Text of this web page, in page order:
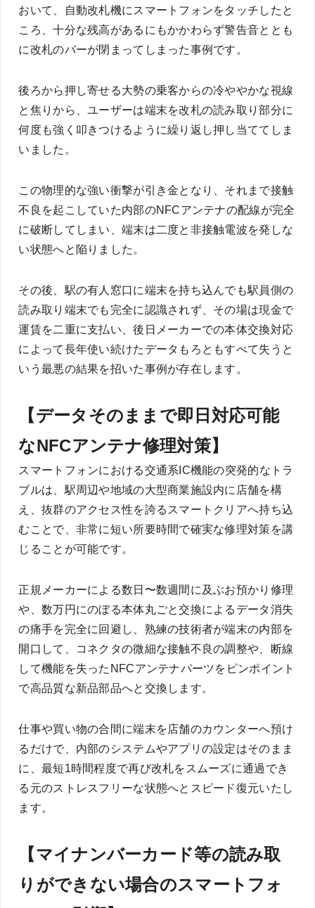
おいて、自動改札機にスマートフォンをタッチしたと
ころ、十分な残高があるにもかかわらず警告音ととも
に改札のバーが閉まってしまった事例です。
後ろから押し寄せる大勢の乗客からの冷ややかな視線
と焦りから、ユーザーは端末を改札の読み取り部分に
何度も強く叩きつけるように繰り返し押し当ててしま
いました。
この物理的な強い衝撃が引き金となり、それまで接触
不良を起こしていた内部のNFCアンテナの配線が完全
に破断してしまい、端末は二度と非接触電波を発しな
い状態へと陥りました。
その後、駅の有人窓口に端末を持ち込んでも駅員側の
読み取り端末でも完全に認識されず、その場は現金で
運賃を二重に支払い、後日メーカーでの本体交換対応
によって長年使い続けたデータもろともすべて失うと
いう最悪の結果を招いた事例が存在します。
【データそのままで即日対応可能
なNFCアンテナ修理対策】
スマートフォンにおける交通系IC機能の突発的なトラ
ブルは、駅周辺や地域の大型商業施設内に店舗を構
え、抜群のアクセス性を誇るスマートクリアへ持ち込
むことで、非常に短い所要時間で確実な修理対策を講
じることが可能です。
正規メーカーによる数日〜数週間に及ぶお預かり修理
や、数万円にのぼる本体丸ごと交換によるデータ消失
の痛手を完全に回避し、熟練の技術者が端末の内部を
開口して、コネクタの微細な接触不良の調整や、断線
して機能を失ったNFCアンテナパーツをピンポイント
で高品質な新品部品へと交換します。
仕事や買い物の合間に端末を店舗のカウンターへ預け
るだけで、内部のシステムやアプリの設定はそのまま
に、最短1時間程度で再び改札をスムーズに通過でき
る元のストレスフリーな状態へとスピード復元いたし
ます。
【マイナンバーカード等の読み取
りができない場合のスマートフォ